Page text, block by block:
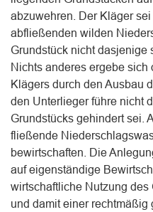
abzuwehren. Der Kläger
abfließenden wilden
Grundstück nicht dasjenige
Nichts anderes ergebe
Klägers durch den Ausbau
den Unterlieger führe nicht
Grundstücks gehindert sei.
fließende
bewirtschaften. Die
auf eigenständige
wirtschaftliche Nutzung
und damit einer